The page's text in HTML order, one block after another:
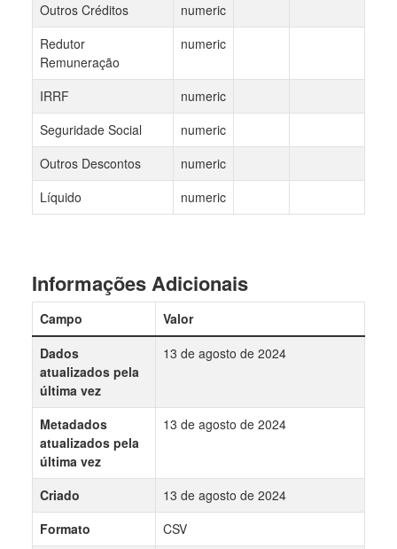
Outros Créditos
numeric
Redutor
Remuneração
numeric
IRRF
numeric
Seguridade Social
numeric
Outros Descontos
numeric
Líquido
numeric
Informações Adicionais
Campo
Valor
Dados
atualizados pela
última vez
13 de agosto de 2024
Metadados
atualizados pela
última vez
13 de agosto de 2024
Criado
13 de agosto de 2024
Formato
CSV